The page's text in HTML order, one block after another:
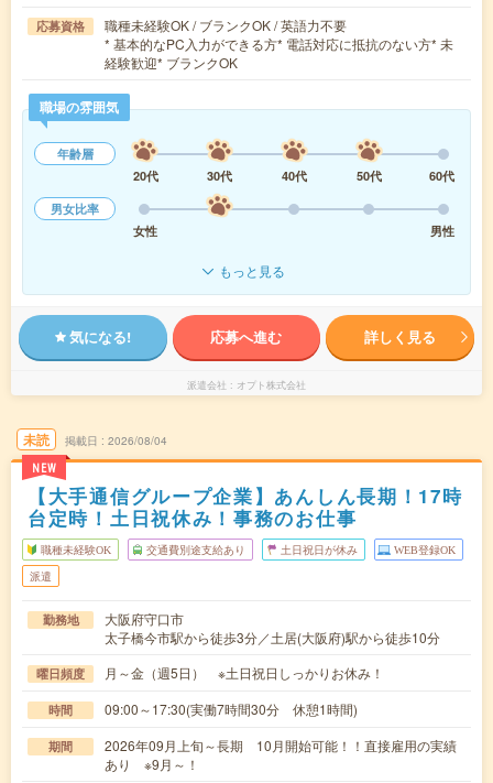
応募資格
職種未経験OK / ブランクOK / 英語力不要
* 基本的なPC入力ができる方* 電話対応に抵抗のない方* 未
経験歓迎* ブランクOK
職場の雰囲気
年齢層
20代
30代 40代 50代
60代
男女比率
女性
男性
もっと見る
気になる! 応募へ進む 詳しく見る
派遣会社 オプト株式会社
未読
NEW
掲載日 2026/08/04
【大手通信グループ企業】あんしん長期！17時
台定時！土日祝休み！事務のお仕事
職種未経験OK 交通費別途支給あり 土日祝日が休み WEB登録OK
派遣
勤務地
大阪府守口市
太子橋今市駅から徒歩3分／土居(大阪府)駅から徒歩10分
曜日頻度 月～金（週5日） ※土日祝日しっかりお休み！
時間 09:00～17:30(実働7時間30分 休憩1時間)
期間
2026年09月上旬～長期 10月開始可能！！直接雇用の実績
あり ※9月～！